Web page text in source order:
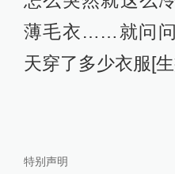
薄毛衣……就问问
天穿了多少衣服[
特别声明